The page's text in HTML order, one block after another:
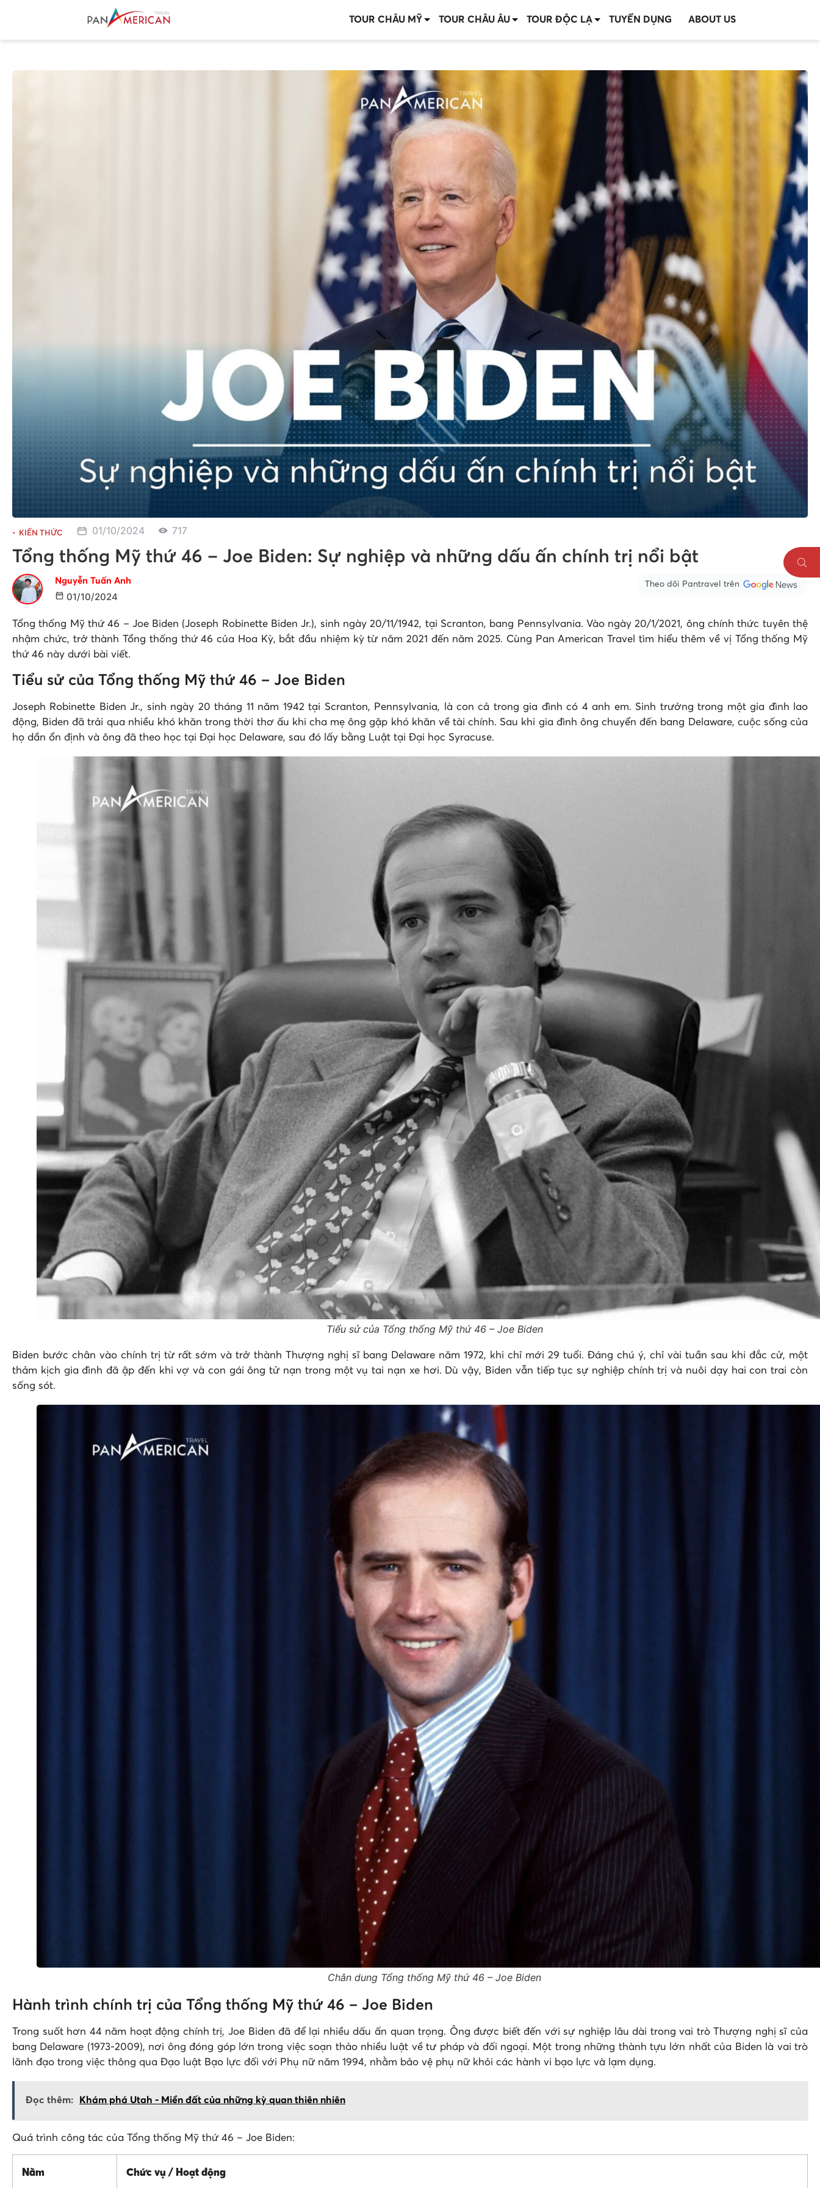
TOUR CHÂU MỸ TOUR CHÂU ÂU TOUR ĐỘC LẠ TUYỂN DỤNG ABOUT US
KIẾN THỨC 01/10/2024 717
Tổng thống Mỹ thứ 46 – Joe Biden: Sự nghiệp và những dấu ấn chính trị nổi bật
Nguyễn Tuấn Anh
01/10/2024
Theo dõi Pantravel trên
Tổng thống Mỹ thứ 46 – Joe Biden (Joseph Robinette Biden Jr.), sinh ngày 20/11/1942, tại Scranton, bang Pennsylvania. Vào ngày 20/1/2021, ông chính thức tuyên thệ
nhậm chức, trở thành Tổng thống thứ 46 của Hoa Kỳ, bắt đầu nhiệm kỳ từ năm 2021 đến năm 2025. Cùng Pan American Travel tìm hiểu thêm về vị Tổng thống Mỹ
thứ 46 này dưới bài viết.
Tiểu sử của Tổng thống Mỹ thứ 46 – Joe Biden
Joseph Robinette Biden Jr., sinh ngày 20 tháng 11 năm 1942 tại Scranton, Pennsylvania, là con cả trong gia đình có 4 anh em. Sinh trưởng trong một gia đình lao
động, Biden đã trải qua nhiều khó khăn trong thời thơ ấu khi cha mẹ ông gặp khó khăn về tài chính. Sau khi gia đình ông chuyển đến bang Delaware, cuộc sống của
họ dần ổn định và ông đã theo học tại Đại học Delaware, sau đó lấy bằng Luật tại Đại học Syracuse.
Tiểu sử của Tổng thống Mỹ thứ 46 – Joe Biden
Biden bước chân vào chính trị từ rất sớm và trở thành Thượng nghị sĩ bang Delaware năm 1972, khi chỉ mới 29 tuổi. Đáng chú ý, chỉ vài tuần sau khi đắc cử, một
thảm kịch gia đình đã ập đến khi vợ và con gái ông tử nạn trong một vụ tai nạn xe hơi. Dù vậy, Biden vẫn tiếp tục sự nghiệp chính trị và nuôi dạy hai con trai còn
sống sót​.
Chân dung Tổng thống Mỹ thứ 46 – Joe Biden
Hành trình chính trị của Tổng thống Mỹ thứ 46 – Joe Biden
Trong suốt hơn 44 năm hoạt động chính trị, Joe Biden đã để lại nhiều dấu ấn quan trọng. Ông được biết đến với sự nghiệp lâu dài trong vai trò Thượng nghị sĩ của
bang Delaware (1973-2009), nơi ông đóng góp lớn trong việc soạn thảo nhiều luật về tư pháp và đối ngoại. Một trong những thành tựu lớn nhất của Biden là vai trò
lãnh đạo trong việc thông qua Đạo luật Bạo lực đối với Phụ nữ năm 1994, nhằm bảo vệ phụ nữ khỏi các hành vi bạo lực và lạm dụng​.
Đọc thêm: Khám phá Utah - Miền đất của những kỳ quan thiên nhiên
Quá trình công tác của Tổng thống Mỹ thứ 46 – Joe Biden:
Năm Chức vụ / Hoạt động